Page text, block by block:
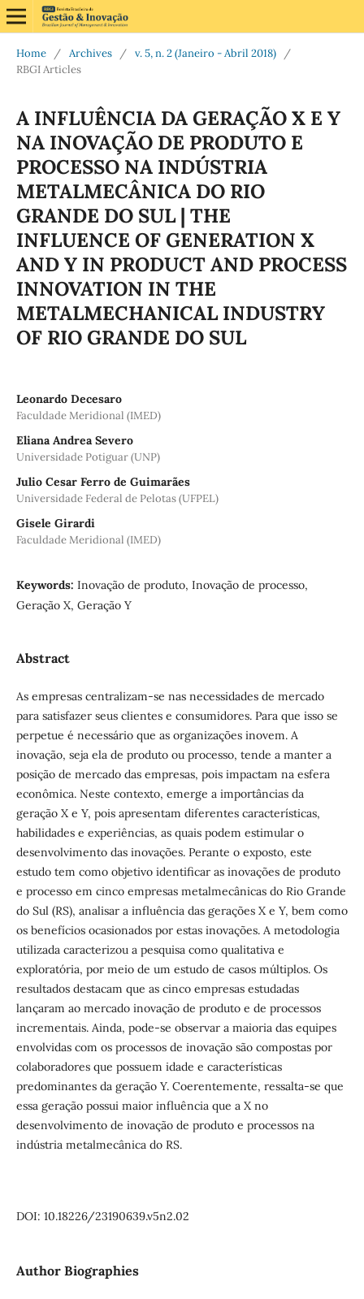
Home / Archives / v. 5, n. 2 (Janeiro - Abril 2018)
/
RBGI Articles
A INFLUÊNCIA DA GERAÇÃO X E Y
NA INOVAÇÃO DE PRODUTO E
PROCESSO NA INDÚSTRIA
METALMECÂNICA DO RIO
GRANDE DO SUL | THE
INFLUENCE OF GENERATION X
AND Y IN PRODUCT AND PROCESS
INNOVATION IN THE
METALMECHANICAL INDUSTRY
OF RIO GRANDE DO SUL
Leonardo Decesaro
Faculdade Meridional (IMED)
Eliana Andrea Severo
Universidade Potiguar (UNP)
Julio Cesar Ferro de Guimarães
Universidade Federal de Pelotas (UFPEL)
Gisele Girardi
Faculdade Meridional (IMED)
Keywords: Inovação de produto, Inovação de processo,
Geração X, Geração Y
Abstract
As empresas centralizam-se nas necessidades de mercado
para satisfazer seus clientes e consumidores. Para que isso se
perpetue é necessário que as organizações inovem. A
inovação, seja ela de produto ou processo, tende a manter a
posição de mercado das empresas, pois impactam na esfera
econômica. Neste contexto, emerge a importâncias da
geração X e Y, pois apresentam diferentes características,
habilidades e experiências, as quais podem estimular o
desenvolvimento das inovações. Perante o exposto, este
estudo tem como objetivo identificar as inovações de produto
e processo em cinco empresas metalmecânicas do Rio Grande
do Sul (RS), analisar a influência das gerações X e Y, bem como
os benefícios ocasionados por estas inovações. A metodologia
utilizada caracterizou a pesquisa como qualitativa e
exploratória, por meio de um estudo de casos múltiplos. Os
resultados destacam que as cinco empresas estudadas
lançaram ao mercado inovação de produto e de processos
incrementais. Ainda, pode-se observar a maioria das equipes
envolvidas com os processos de inovação são compostas por
colaboradores que possuem idade e características
predominantes da geração Y. Coerentemente, ressalta-se que
essa geração possui maior influência que a X no
desenvolvimento de inovação de produto e processos na
indústria metalmecânica do RS.
DOI: 10.18226/23190639.v5n2.02
Author Biographies